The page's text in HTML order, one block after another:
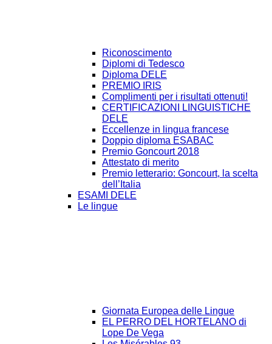
Riconoscimento
Diplomi di Tedesco
Diploma DELE
PREMIO IRIS
Complimenti per i risultati ottenuti!
CERTIFICAZIONI LINGUISTICHE
DELE
Eccellenze in lingua francese
Doppio diploma ESABAC
Premio Goncourt 2018
Attestato di merito
Premio letterario: Goncourt, la scelta
dell’Italia
ESAMI DELE
Le lingue
Giornata Europea delle Lingue
EL PERRO DEL HORTELANO di
Lope De Vega